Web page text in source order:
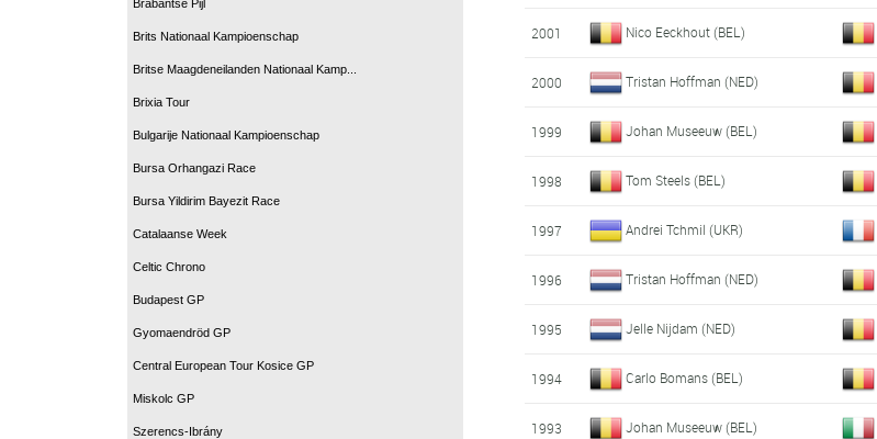
Brabantse Pijl
Brits Nationaal Kampioenschap
Britse Maagdeneilanden Nationaal Kamp...
Brixia Tour
Bulgarije Nationaal Kampioenschap
Bursa Orhangazi Race
Bursa Yildirim Bayezit Race
Catalaanse Week
Celtic Chrono
Budapest GP
Gyomaendröd GP
Central European Tour Kosice GP
Miskolc GP
Szerencs-Ibrány
2001 Nico Eeckhout (BEL)
2000 Tristan Hoffman (NED)
1999 Johan Museeuw (BEL)
1998 Tom Steels (BEL)
1997 Andrei Tchmil (UKR)
1996 Tristan Hoffman (NED)
1995 Jelle Nijdam (NED)
1994 Carlo Bomans (BEL)
1993 Johan Museeuw (BEL)